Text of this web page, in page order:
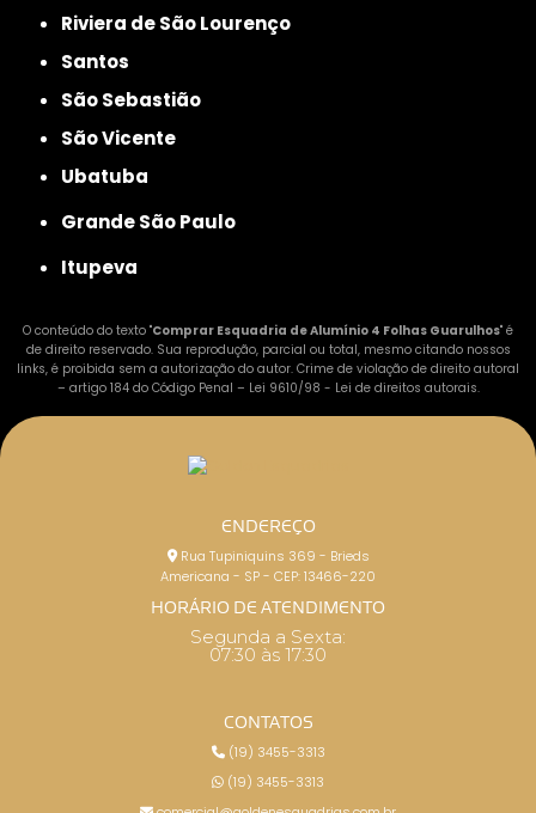
Riviera de São Lourenço
Santos
São Sebastião
São Vicente
Ubatuba
Grande São Paulo
Itupeva
O conteúdo do texto "Comprar Esquadria de Alumínio 4 Folhas Guarulhos" é
de direito reservado. Sua reprodução, parcial ou total, mesmo citando nossos
links, é proibida sem a autorização do autor. Crime de violação de direito autoral
– artigo 184 do Código Penal – Lei 9610/98 - Lei de direitos autorais.
ENDEREÇO
Rua Tupiniquins 369 - Brieds
Americana - SP - CEP: 13466-220
HORÁRIO DE ATENDIMENTO
Segunda a Sexta:
07:30 às 17:30
CONTATOS
(19) 3455-3313
(19) 3455-3313